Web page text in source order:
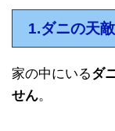
1.ダニの天
家の中にいるダ
せん。